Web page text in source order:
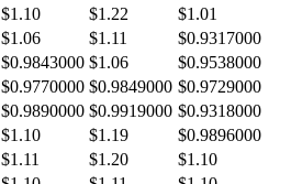
$1.10 $1.22
$1.01
$1.06 $1.11
$0.9317000
$0.9843000 $1.06
$0.9538000
$0.9770000 $0.9849000 $0.9729000
$0.9890000 $0.9919000 $0.9318000
$1.10 $1.19
$0.9896000
$1.11 $1.20
$1.10